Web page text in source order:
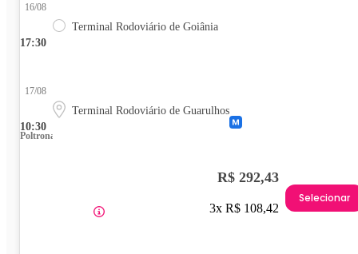
17:30
16/08
Terminal Rodoviário de Goiânia
10:30
17/08
Terminal Rodoviário de Guarulhos
Poltrona
R$ 292,43
3x R$ 108,42
Selecionar